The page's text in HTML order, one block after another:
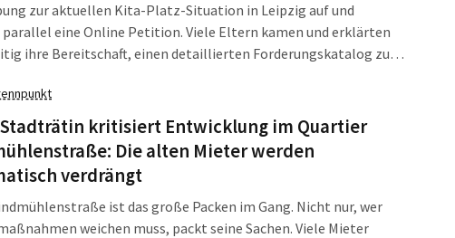
zur aktuellen Kita-Platz-Situation in Leipzig auf und
eine Online Petition. Viele Eltern kamen und erklärten
ihre Bereitschaft, einen detaillierten Forderungskatalog zu
erfolgen kann.
kritisiert Entwicklung im Quartier
Die alten Mieter werden
verdrängt
ist das große Packen im Gang. Nicht nur, wer
weichen muss, packt seine Sachen. Viele Mieter